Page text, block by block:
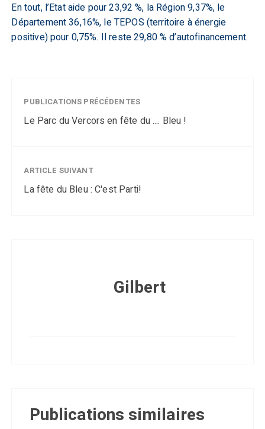
En tout, l’Etat aide pour 23,92 %, la Région 9,37%, le
Département 36,16%, le TEPOS (territoire à énergie
positive) pour 0,75%. Il reste 29,80 % d’autofinancement.
PUBLICATIONS PRÉCÉDENTES
Le Parc du Vercors en fête du .... Bleu !
ARTICLE SUIVANT
La fête du Bleu : C'est Parti!
Gilbert
Publications similaires